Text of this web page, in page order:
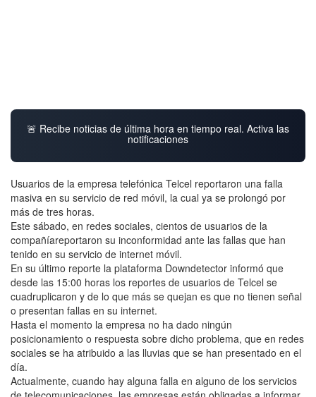
🚨 Recibe noticias de última hora en tiempo real. Activa las
notificaciones
Usuarios de la empresa telefónica Telcel reportaron una falla
masiva en su servicio de red móvil, la cual ya se prolongó por
más de tres horas.
Este sábado, en redes sociales, cientos de usuarios de la
compañíareportaron su inconformidad ante las fallas que han
tenido en su servicio de internet móvil.
En su último reporte la plataforma Downdetector informó que
desde las 15:00 horas los reportes de usuarios de Telcel se
cuadruplicaron y de lo que más se quejan es que no tienen señal
o presentan fallas en su internet.
Hasta el momento la empresa no ha dado ningún
posicionamiento o respuesta sobre dicho problema, que en redes
sociales se ha atribuido a las lluvias que se han presentado en el
día.
Actualmente, cuando hay alguna falla en alguno de los servicios